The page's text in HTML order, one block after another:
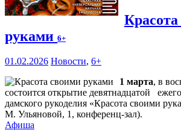
руками 6+
01.02.2026 Новости, 6+
1 марта, в
состоится открытие девятнадцатой
дамского рукоделия «Красота своими
М. Ульяновой, 1, конференц-зал).
Афиша